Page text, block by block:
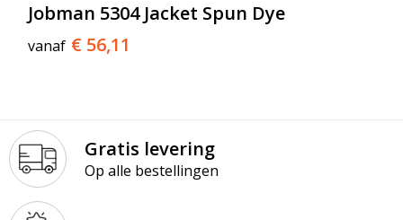
Jobman 5304 Jacket Spun Dye
vanaf € 56,11
Gratis levering
Op alle bestellingen